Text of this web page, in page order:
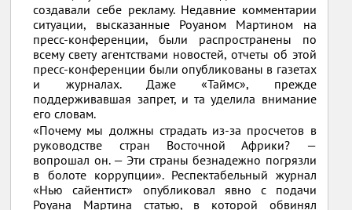
создавали себе рекламу. Недавние комментарии
ситуации, высказанные Роуаном Мартином на
пресс-конференции, были распространены по
всему свету агентствами новостей, отчеты об этой
пресс-конференции были опубликованы в газетах
и журналах. Даже «Таймс», прежде
поддерживавшая запрет, и та уделила внимание
его словам.
«Почему мы должны страдать из-за просчетов в
руководстве стран Восточной Африки? —
вопрошал он. — Эти страны безнадежно погрязли
в болоте коррупции». Респектабельный журнал
«Нью сайентист» опубликовал явно с подачи
Роуана Мартина статью, в которой обвинял